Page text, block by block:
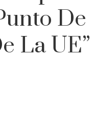
De
La UE”